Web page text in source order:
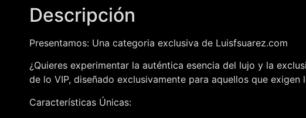
Descripción
Presentamos: Una categoria exclusiva de Luisfsuarez.com
¿Quieres experimentar la auténtica esencia del lujo y la
de lo VIP, diseñado exclusivamente para aquellos que exigen
Características Únicas: